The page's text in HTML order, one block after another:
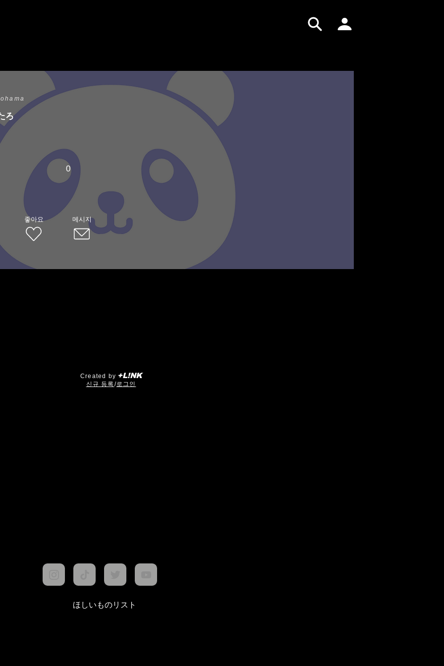
ろ
0
좋아요 메시지
Created by +L!NK
​신규 등록 /로그인
ほしいものリスト